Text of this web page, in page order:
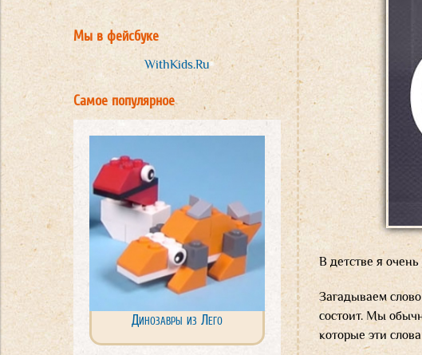
Мы в фейсбуке
WithKids.Ru
Самое популярное
Динозавры из Лего
В детстве я
Загадываем
состоит. Мы
которые эти